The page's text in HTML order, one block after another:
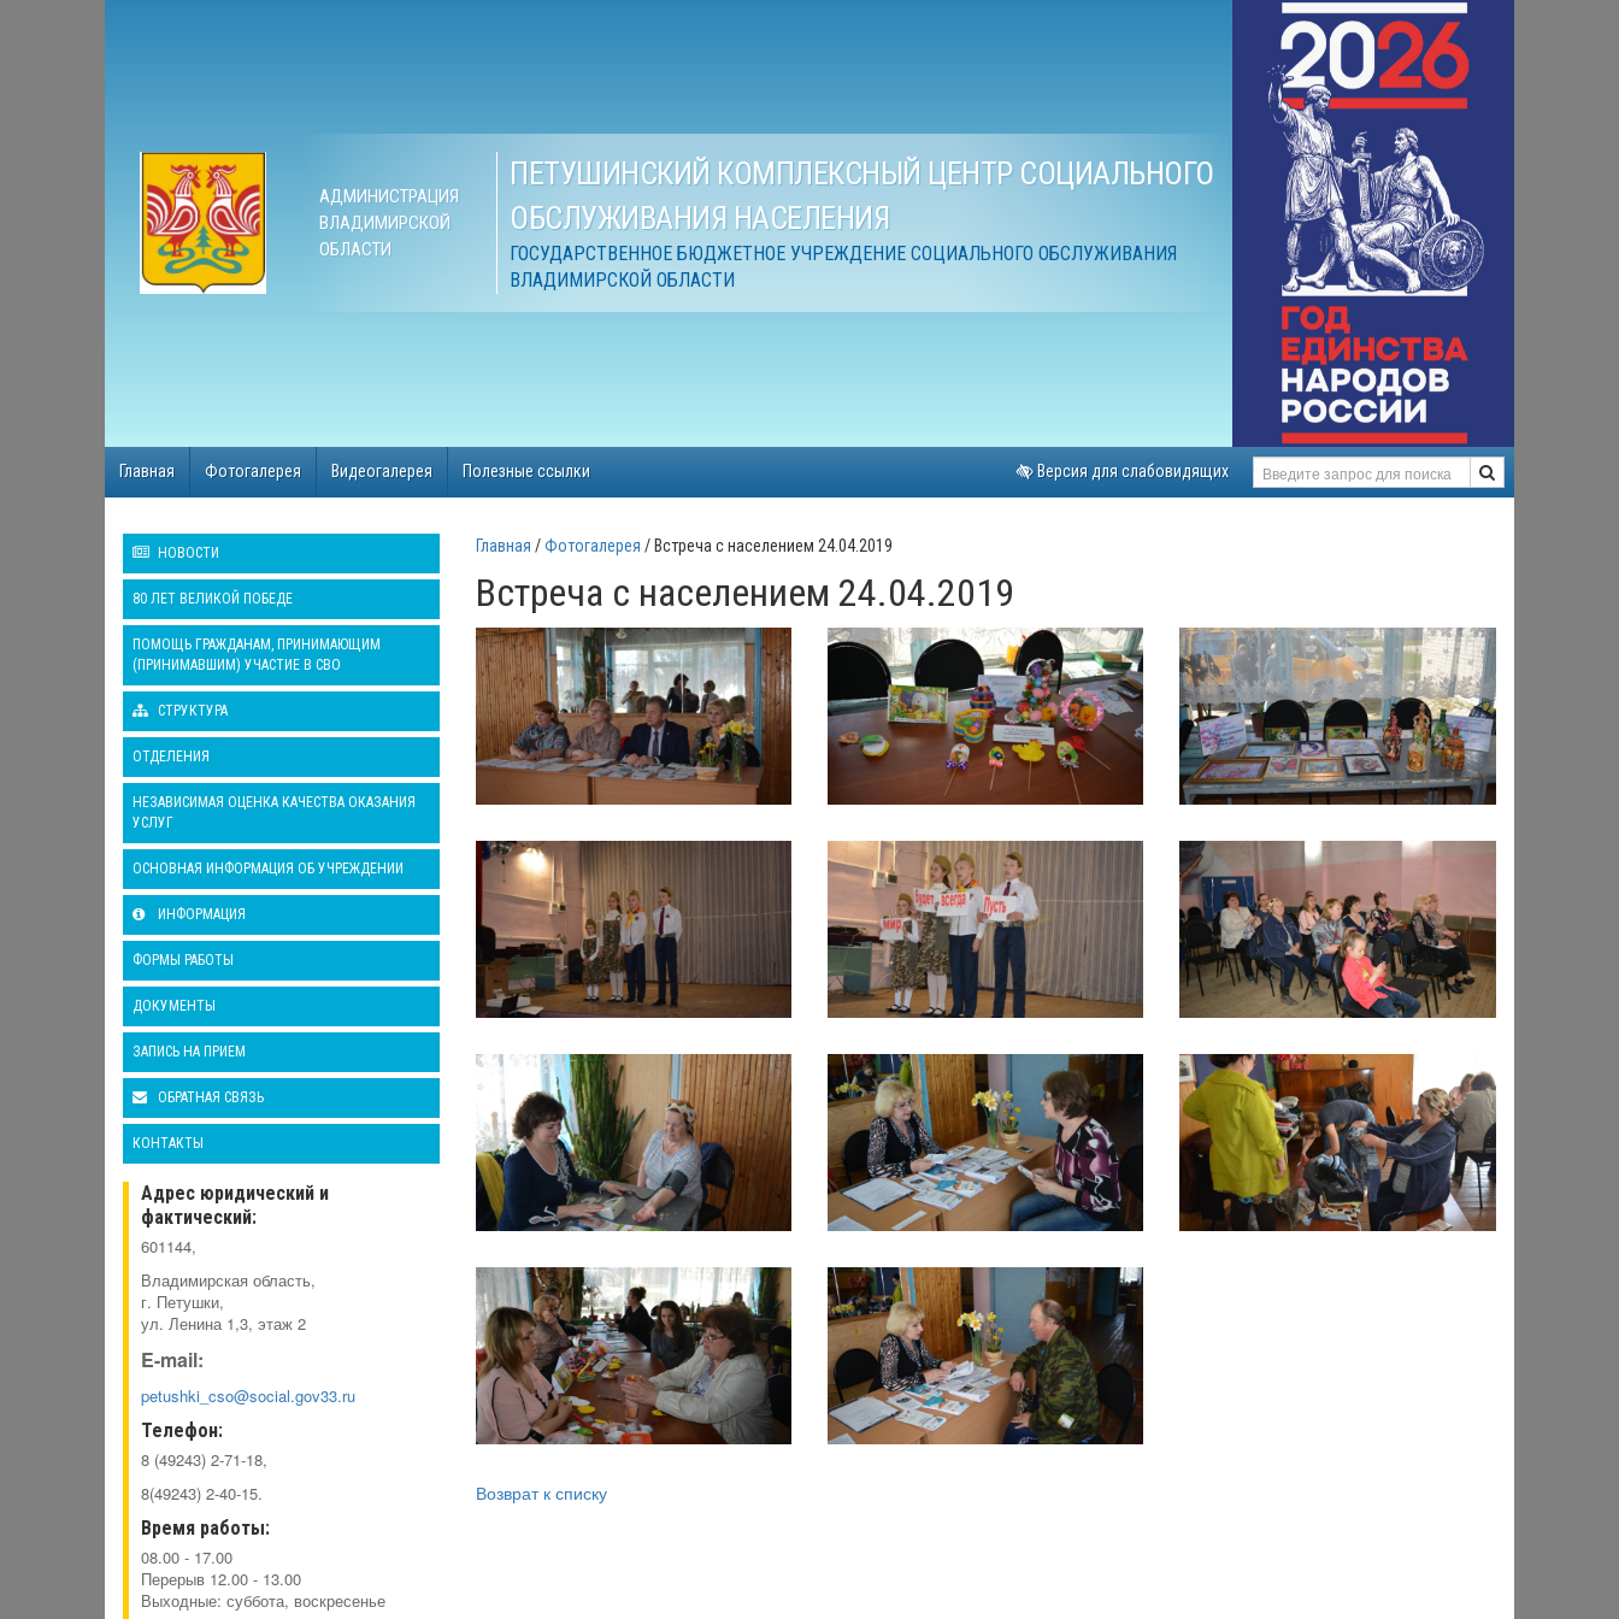
АДМИНИСТРАЦИЯ
ВЛАДИМИРСКОЙ
ОБЛАСТИ
ПЕТУШИНСКИЙ КОМПЛЕКСНЫЙ ЦЕНТР СОЦИАЛЬНОГО
ОБСЛУЖИВАНИЯ НАСЕЛЕНИЯ
ГОСУДАРСТВЕННОЕ БЮДЖЕТНОЕ УЧРЕЖДЕНИЕ СОЦИАЛЬНОГО ОБСЛУЖИВАНИЯ
ВЛАДИМИРСКОЙ ОБЛАСТИ
Главная Фотогалерея Видеогалерея Полезные ссылки Версия для слабовидящих
НОВОСТИ
80 ЛЕТ ВЕЛИКОЙ ПОБЕДЕ
ПОМОЩЬ ГРАЖДАНАМ, ПРИНИМАЮЩИМ
(ПРИНИМАВШИМ) УЧАСТИЕ В СВО
СТРУКТУРА
ОТДЕЛЕНИЯ
НЕЗАВИСИМАЯ ОЦЕНКА КАЧЕСТВА ОКАЗАНИЯ
УСЛУГ
ОСНОВНАЯ ИНФОРМАЦИЯ ОБ УЧРЕЖДЕНИИ
ИНФОРМАЦИЯ
ФОРМЫ РАБОТЫ
ДОКУМЕНТЫ
ЗАПИСЬ НА ПРИЕМ
ОБРАТНАЯ СВЯЗЬ
КОНТАКТЫ
Адрес юридический и
фактический:
601144,
Владимирская область,
г. Петушки,
ул. Ленина 1,3, этаж 2
E-mail:
petushki_cso@social.gov33.ru
Телефон:
8 (49243) 2-71-18,
8(49243) 2-40-15.
Время работы:
08.00 - 17.00
Перерыв 12.00 - 13.00
Выходные: суббота, воскресенье
Главная Фотогалерея Встреча с населением 24.04.2019
Встреча с населением 24.04.2019
Возврат к списку